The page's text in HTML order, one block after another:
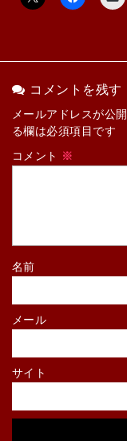
コメントを残す
メールアドレスが公
る欄は必須項目です
コメント ※
名前
メール
サイト